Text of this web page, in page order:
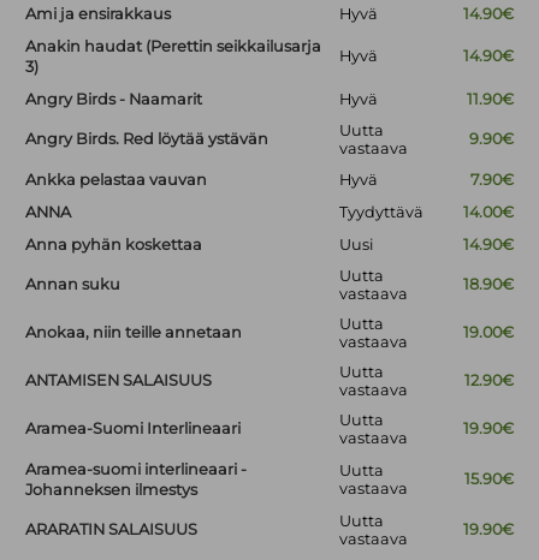
Ami ja ensirakkaus
Hyvä
14.90€
Anakin haudat (Perettin seikkailusarja
3)
Hyvä 14.90€
Angry Birds - Naamarit Hyvä 11.90€
Angry Birds. Red löytää ystävän
Uutta
vastaava
9.90€
Ankka pelastaa vauvan Hyvä
7.90€
ANNA
Tyydyttävä
14.00€
Anna pyhän koskettaa
Uusi 14.90€
Annan suku
Uutta
vastaava
18.90€
Anokaa, niin teille annetaan
Uutta
vastaava
19.00€
ANTAMISEN SALAISUUS
Uutta
vastaava
12.90€
Aramea-Suomi Interlineaari
Uutta
vastaava
19.90€
Aramea-suomi interlineaari -
Johanneksen ilmestys
Uutta
vastaava
15.90€
ARARATIN SALAISUUS
Uutta
vastaava
19.90€